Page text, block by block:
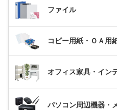
ファイル
コピー用紙・ＯＡ用
オフィス家具・イン
パソコン周辺機器・